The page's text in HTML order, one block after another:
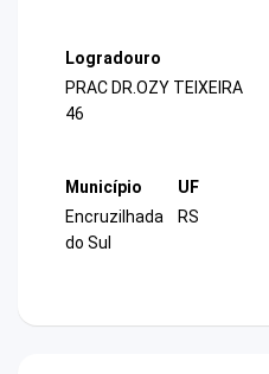
Logradouro
PRAC DR.OZY TEIXEIRA
46
Município
Encruzilhada
do Sul
UF
RS